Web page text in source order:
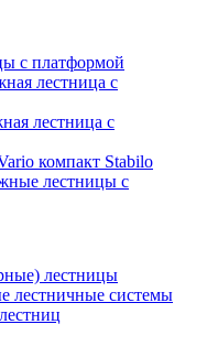
с платформой
лестница с
лестница с
компакт Stabilo
лестницы с
лестницы
лестничные системы